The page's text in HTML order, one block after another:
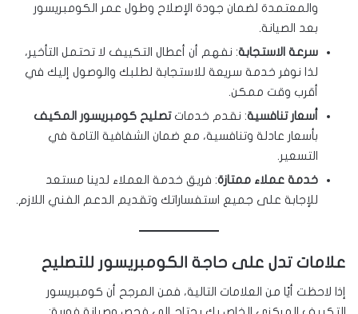
والمعتمدة لضمان جودة الإصلاح وطول عمر الكومبريسور
بعد الصيانة.
سرعة الاستجابة: نفهم أن أعطال التكييف لا تحتمل التأخير،
لذا نوفر خدمة سريعة للاستجابة لطلبك والوصول إليك في
أقرب وقت ممكن.
أسعار تنافسية: نقدم خدماتتصليح كومبريسور المكيف
بأسعار عادلة وتنافسية، مع ضمان الشفافية التامة في
التسعير.
خدمة عملاء ممتازة: فريق خدمة العملاء لدينا مستعد
للإجابة على جميع استفساراتك وتقديم الدعم الفني اللازم.
علامات تدل على حاجة الكومبريسور للتصليح
إذا لاحظت أيًا من العلامات التالية، فمن المرجح أن كومبريسور